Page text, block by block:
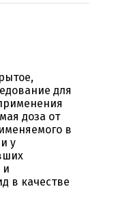
для
доза от
в
у
и
в качестве